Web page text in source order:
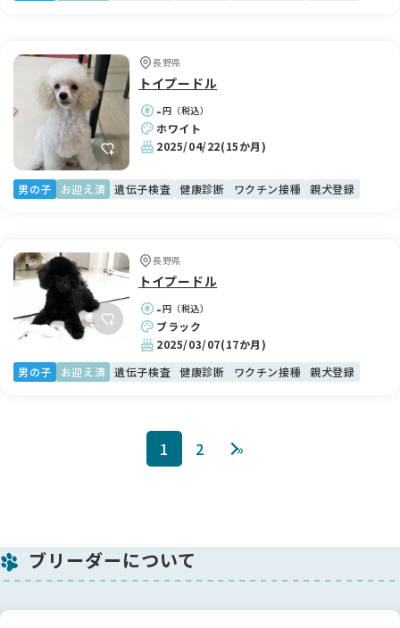
長野県
トイプードル
-円（税込）
ホワイト
2025/04/22(15か月)
男の子 お迎え済 遺伝子検査 健康診断 ワクチン接種 親犬登録
長野県
トイプードル
-円（税込）
ブラック
2025/03/07(17か月)
男の子
お迎え済 遺伝子検査 健康診断 ワクチン接種 親犬登録
1 2 »
ブリーダーについて